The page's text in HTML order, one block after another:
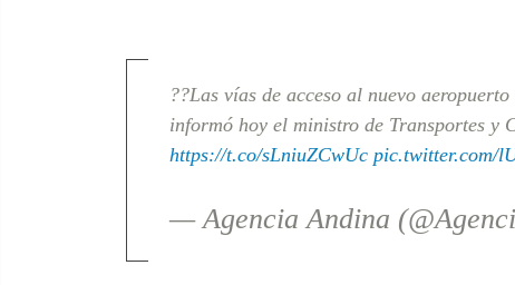
??Las vías de acceso al nuevo
informó hoy el ministro de Transportes y
https://t.co/sLniuZCwUc pic.twitter.com/
— Agencia Andina